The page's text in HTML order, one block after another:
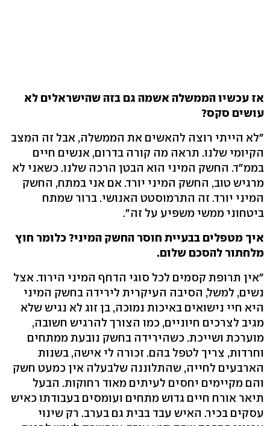
אז עכשיו הממשלה אשמה גם בזה שהישראלים לא
עושים סקס?
"לא הייתי רוצה להאשים את הממשלה, אבל זה המצב
הקיומי שלנו. תראה מה קורה בדרום, אנשים חיים
בממ"ד. החשק המיני הוא הבטן הרכה שלנו. כשאני לא
מרגיש טוב, החשק המיני יורד. אם אני במתח, החשק
המיני יורד. זה התרמוסטט האנושי. ברור שמתח
ביטחוני ממשי משפיע על זה".
איך מטפלים בבעיית חוסר החשק המיני? כלומר חוץ
מלחתור להסכם שלום.
"אין תרופת קסמים לכל סוגי הדחף המיני הירוד. אצל
נשים, למשל, הסיבה העיקרית לירידה בחשק המיני
היא חיי נישואים באיכות נמוכה, בן זוג לא נגיש שלא
מגיב לצרכים חיוניים, כמו הצורך להרגיש חשובה,
מוערכת ושייכת. כשהירידה בחשק נובעת ממתחים
וחרדות, צריך לטפל בהם. זכורה לי אישה, בשנות
הארבעים לחייה, שהתלוננה שלבעלה אין כמעט חשק
והם מקיימים יחסים לעיתים מאוד רחוקות. הבעל
תיאר אורח חיים גדוש מתחים ועומסים בעבודתו כאיש
עסקים בכיר. האיש עבד בבית גם בערב. רק שינוי